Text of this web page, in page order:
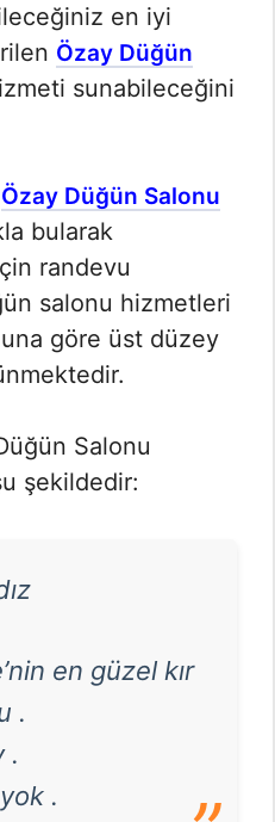
en iyi
Özay Düğün
sunabileceğini
Özay Düğün Salonu
bularak
randevu
salonu hizmetleri
göre üst düzey
Salonu
şekildedir:
en güzel kır
.
.
.